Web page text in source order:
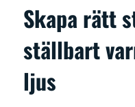
Skapa rätt
ställbart
ljus